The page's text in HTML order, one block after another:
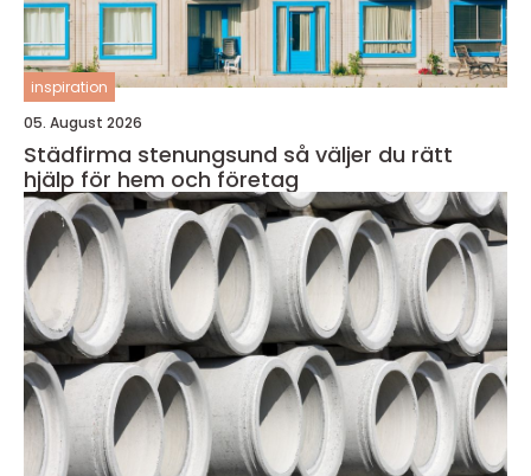
inspiration
05. August 2026
Städfirma stenungsund så väljer du rätt
hjälp för hem och företag